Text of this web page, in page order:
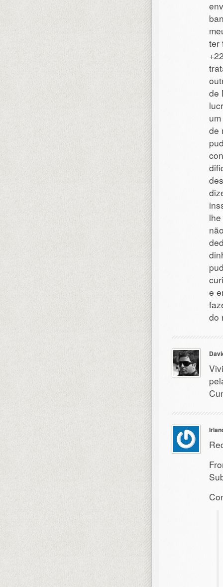
ter
de
de
e
do